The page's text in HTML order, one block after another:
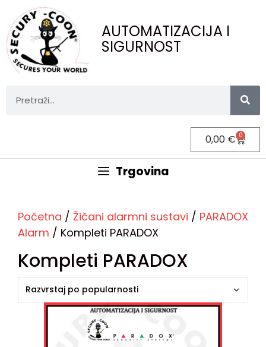
AUTOMATIZACIJA I
SIGURNOST
0,00 € 0
Trgovina
Početna / Žičani alarmni sustavi / PARADOX
Alarm / Kompleti PARADOX
Kompleti PARADOX